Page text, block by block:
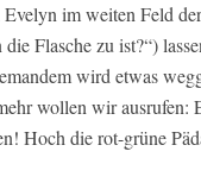
im weiten Feld
Flasche zu ist?“)
wird etwas
wollen wir ausrufen:
Hoch die rot-grüne